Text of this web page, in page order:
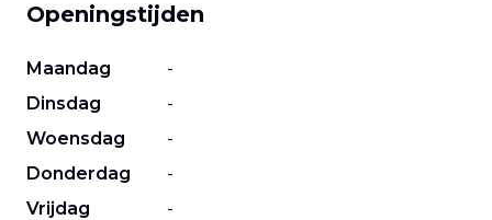
Openingstijden
Maandag
-
Dinsdag
-
Woensdag
-
Donderdag
-
Vrijdag
-